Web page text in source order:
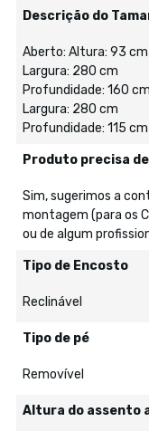
Descrição do
Aberto: Altura: 93 cm
Largura: 280 cm
Profundidade: 160
Largura: 280 cm
Profundidade: 115 cm
Produto precisa
Sim, sugerimos a
montagem (para os
ou de algum
Tipo de Encosto
Reclinável
Tipo de pé
Removível
Altura do assento